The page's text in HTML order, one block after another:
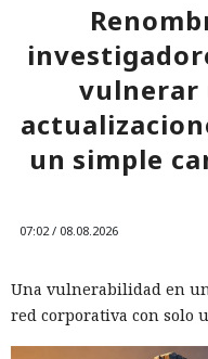
vulnerar
un simple
07:02 / 08.08.2026
Una vulnerabilidad en
red corporativa con solo